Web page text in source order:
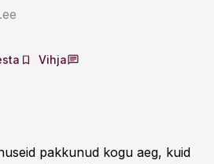
Vihja
pakkunud kogu aeg, kuid